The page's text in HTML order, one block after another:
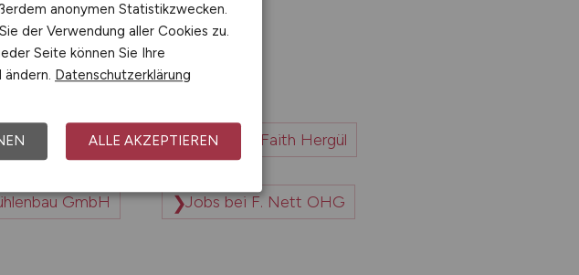
Jobs bei F-Dialogmarketing Inh. Faith Hergül
GmbH Jobs bei F. Nett OHG
anonymen Statistikzwecken.
der Verwendung aller Cookies zu.
Seite können Sie Ihre
Datenschutzerklärung
ALLE AKZEPTIEREN